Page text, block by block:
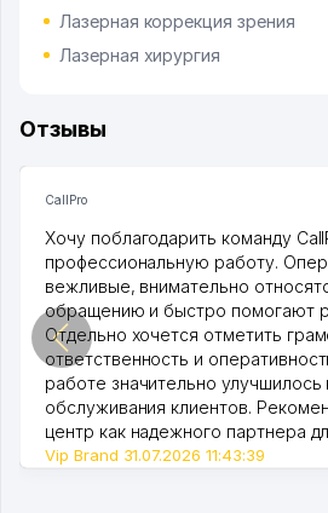
Лазерная коррекция зрения
Лазерная хирургия
Отзывы
CallPro
Хочу поблагодарить команду
профессиональную работу.
вежливые, внимательно
обращению и быстро помогают
Отдельно хочется отметить
ответственность и
работе значительно улучшилось
обслуживания клиентов.
центр как надежного партнера
Vip Brand 31.07.2026 11:43:39